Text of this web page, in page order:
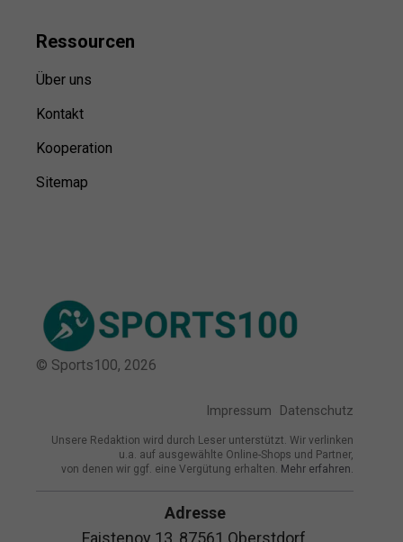
Ressourcen
Über uns
Kontakt
Kooperation
Sitemap
© Sports100, 2026
Impressum Datenschutz
Unsere Redaktion wird durch Leser unterstützt. Wir verlinken
u.a. auf ausgewählte Online-Shops und Partner,
von denen wir ggf. eine Vergütung erhalten. Mehr erfahren.
Adresse